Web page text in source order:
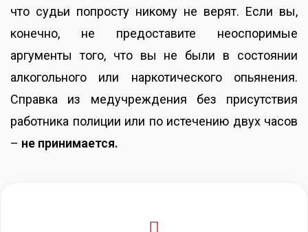
что судьи попросту никому не верят. Если вы,
конечно, не предоставите неоспоримые
аргументы того, что вы не были в состоянии
алкогольного или наркотического опьянения.
Справка из медучреждения без присутствия
работника полиции или по истечению двух часов
– не принимается.